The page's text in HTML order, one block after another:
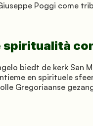
Poggi come
spiritualità
biedt de kerk San
en spirituele
Gregoriaanse